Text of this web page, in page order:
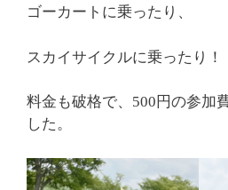
ゴーカートに乗ったり、
スカイサイクルに乗ったり！
料金も破格で、500円の参加
した。